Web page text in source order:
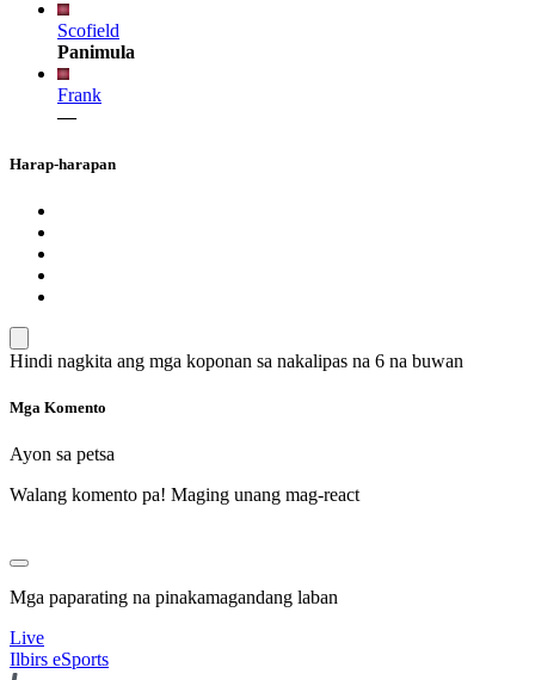
Scofield
Panimula
Frank
—
Harap-harapan
Hindi nagkita ang mga koponan sa nakalipas na 6 na buwan
Mga Komento
Ayon sa petsa
Walang komento pa! Maging unang mag-react
Mga paparating na pinakamagandang laban
Live
Ilbirs eSports